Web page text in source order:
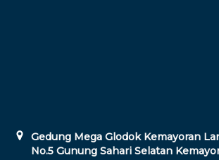
Gedung Mega Glodok Kemayoran
No.5 Gunung Sahari Selatan